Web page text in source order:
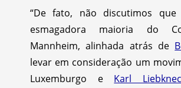
“De fato, não discutimos
esmagadora maioria do
Mannheim, alinhada atrás de
levar em consideração um
Luxemburgo e Karl